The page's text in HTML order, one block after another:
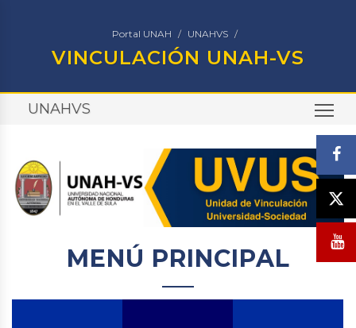
Portal UNAH UNAHVS
VINCULACIÓN UNAH-VS
UNAHVS
MENÚ PRINCIPAL